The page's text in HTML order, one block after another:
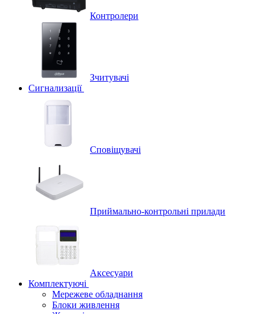
Контролери
Зчитувачі
Сигнализації
Сповіщувачі
Приймально-контрольні прилади
Аксесуари
Комплектуючі
Мережеве обладнання
Блоки живлення